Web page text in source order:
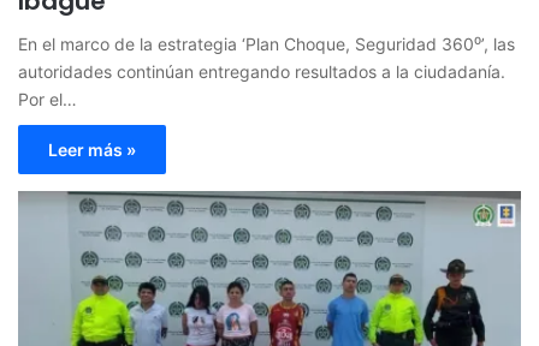
En el marco de la estrategia ‘Plan Choque, Seguridad 360⁰’, las
autoridades continúan entregando resultados a la ciudadanía.
Por el…
Leer más »